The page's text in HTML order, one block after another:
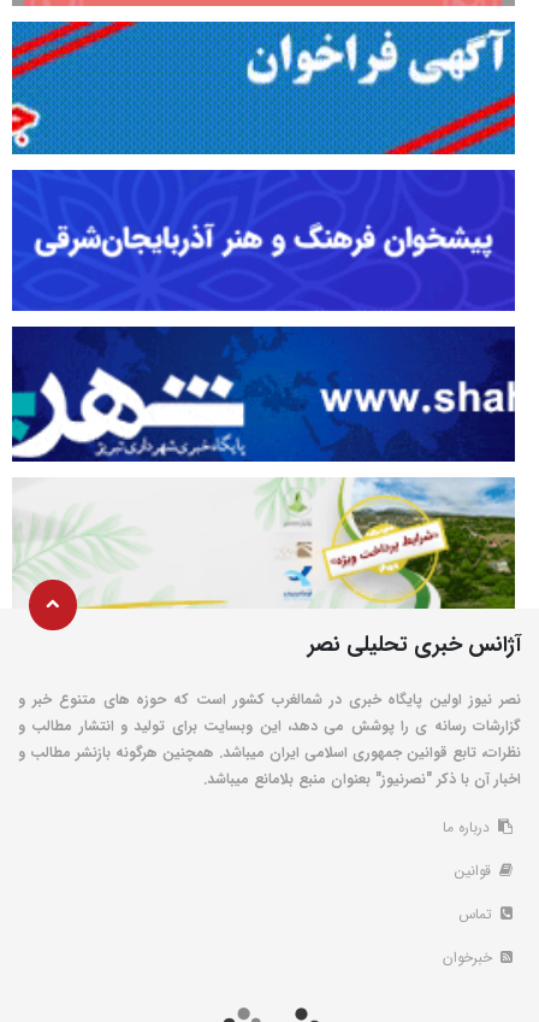
آژانس خبری تحلیلی نصر
نصر نیوز اولین پایگاه خبری در شمالغرب کشور است که حوزه های متنوع خبر و
گزارشات رسانه ی را پوشش می دهد، این وبسایت برای تولید و انتشار مطالب و
نظرات، تابع قوانین جمهوری اسلامی ایران میباشد. همچنین هرگونه بازنشر مطالب و
اخبار آن با ذکر "نصرنیوز" بعنوان منبع بلامانع میباشد.
درباره ما
قوانین
تماس
خبرخوان